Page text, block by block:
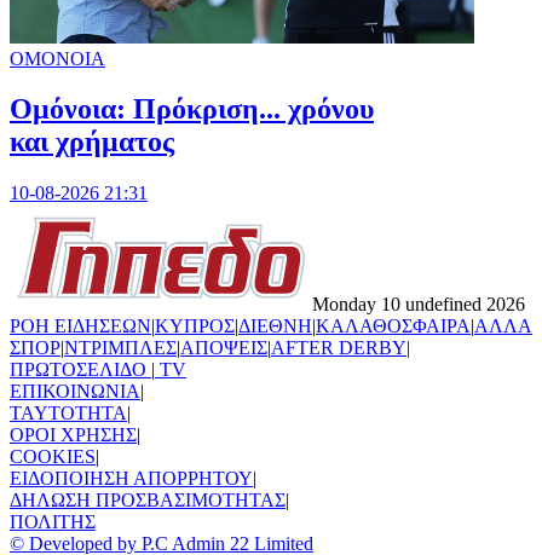
ΟΜΟΝΟΙΑ
Ομόνοια: Πρόκριση... χρόνου
και χρήματος
10-08-2026 21:31
Monday 10 undefined 2026
ΡΟΗ ΕΙΔΗΣΕΩΝ|ΚΥΠΡΟΣ|ΔΙΕΘΝΗ|ΚΑΛΑΘΟΣΦΑΙΡΑ|ΑΛΛΑ
ΣΠΟΡ|ΝΤΡΙΜΠΛΕΣ|ΑΠΟΨΕΙΣ|AFTER DERBY|
ΠΡΩΤΟΣΕΛΙΔΟ | TV
ΕΠΙΚΟΙΝΩΝΙΑ|
TAYTOTHTA|
ΟΡΟΙ ΧΡΗΣΗΣ|
COOKIES|
ΕΙΔΟΠΟΙΗΣΗ ΑΠΟΡΡΗΤΟΥ|
ΔΗΛΩΣΗ ΠΡΟΣΒΑΣΙΜΟΤΗΤΑΣ|
ΠΟΛΙΤΗΣ
© Developed by P.C Admin 22 Limited